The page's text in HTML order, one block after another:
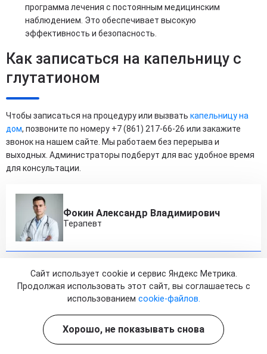
программа лечения с постоянным медицинским
наблюдением. Это обеспечивает высокую
эффективность и безопасность.
Как записаться на капельницу с
глутатионом
Чтобы записаться на процедуру или вызвать капельницу на
дом, позвоните по номеру +7 (861) 217-66-26 или закажите
звонок на нашем сайте. Мы работаем без перерыва и
выходных. Администраторы подберут для вас удобное время
для консультации.
Фокин Александр Владимирович
Терапевт
Капельницы с глутатионом – это современный
подход к поддержке здоровья и молодости
организма. Как мощнейший антиоксидант,
глутатион играет ключевую роль в
детоксикации печени, защите клеток от
повреждений свободными радикалами и
Сайт использует cookie и сервис Яндекс Метрика.
Продолжая использовать этот сайт, вы соглашаетесь с
использованием cookie-файлов.
Хорошо, не показывать снова